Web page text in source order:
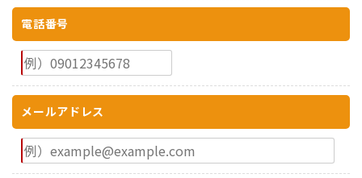
電話番号
メールアドレス